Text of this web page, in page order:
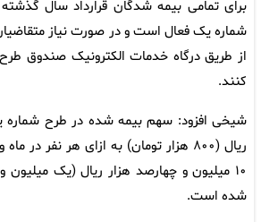
برای تمامی بیمه شدگان قرارداد سال
شماره یک فعال است و در صورت نیاز
از طریق درگاه خدمات الکترونیک صندوق
کنند.
شیخی افزود: سهم بیمه‌ شده در طرح
ریال (۸۰۰ هزار تومان) به ازای هر نفر
شده است.